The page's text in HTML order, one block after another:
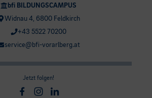
bfi BILDUNGSCAMPUS
Widnau 4, 6800 Feldkirch
+43 5522 70200
service@bfi-vorarlberg.at
Jetzt folgen!
Facebook
Instagram
Linkedin